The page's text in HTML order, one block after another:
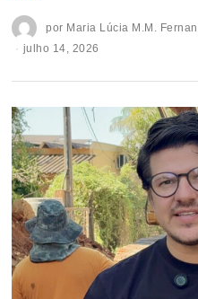
por Maria Lúcia M.M.
julho 14, 2026